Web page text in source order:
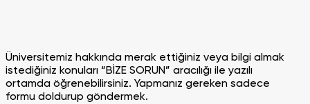
Üniversitemiz hakkında merak ettiğiniz veya bilgi almak
istediğiniz konuları “BİZE SORUN” aracılığı ile yazılı
ortamda öğrenebilirsiniz. Yapmanız gereken sadece
formu doldurup göndermek.